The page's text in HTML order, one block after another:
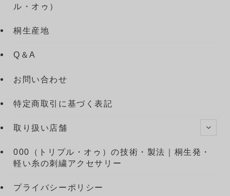
ル・オゥ）
桐生産地
Q＆A
お問い合わせ
特定商取引に基づく表記
取り扱い店舗
000（トリプル・オゥ）の技術・製法｜桐生発・
軽い糸の刺繍アクセサリー
プライバシーポリシー